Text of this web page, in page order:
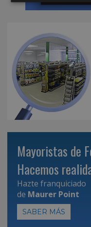
Mayoristas de
Hacemos
Hazte franquiciado
de Maurer Point
SABER MÁS